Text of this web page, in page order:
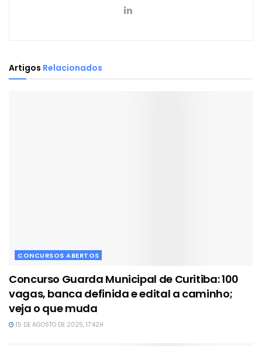
Artigos Relacionados
CONCURSOS ABERTOS
Concurso Guarda Municipal de Curitiba: 100
vagas, banca definida e edital a caminho;
veja o que muda
15 DE AGOSTO DE 2025, 17:42H